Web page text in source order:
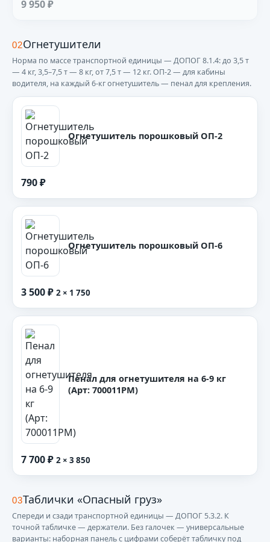
9 950 ₽
02Огнетушители
Норма по массе транспортной единицы — ДОПОГ 8.1.4: до 3,5 т
— 4 кг, 3,5–7,5 т — 8 кг, от 7,5 т — 12 кг. ОП-2 — для кабины
водителя, на каждый 6-кг огнетушитель — пенал для крепления.
Огнетушитель порошковый ОП-2
790 ₽
Огнетушитель порошковый ОП-6
3 500 ₽ 2 × 1 750
Пенал для огнетушителя на 6-9 кг
(Арт: 700011PM)
7 700 ₽ 2 × 3 850
03Таблички «Опасный груз»
Спереди и сзади транспортной единицы — ДОПОГ 5.3.2. К
точной табличке — держатели. Без галочек — универсальные
варианты: наборная панель с цифрами соберёт табличку под